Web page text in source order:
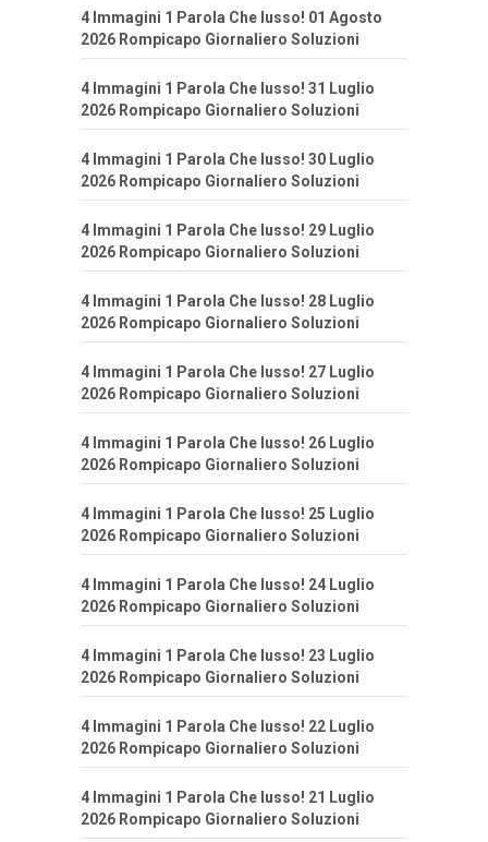
4 Immagini 1 Parola Che lusso! 01 Agosto
2026 Rompicapo Giornaliero Soluzioni
4 Immagini 1 Parola Che lusso! 31 Luglio
2026 Rompicapo Giornaliero Soluzioni
4 Immagini 1 Parola Che lusso! 30 Luglio
2026 Rompicapo Giornaliero Soluzioni
4 Immagini 1 Parola Che lusso! 29 Luglio
2026 Rompicapo Giornaliero Soluzioni
4 Immagini 1 Parola Che lusso! 28 Luglio
2026 Rompicapo Giornaliero Soluzioni
4 Immagini 1 Parola Che lusso! 27 Luglio
2026 Rompicapo Giornaliero Soluzioni
4 Immagini 1 Parola Che lusso! 26 Luglio
2026 Rompicapo Giornaliero Soluzioni
4 Immagini 1 Parola Che lusso! 25 Luglio
2026 Rompicapo Giornaliero Soluzioni
4 Immagini 1 Parola Che lusso! 24 Luglio
2026 Rompicapo Giornaliero Soluzioni
4 Immagini 1 Parola Che lusso! 23 Luglio
2026 Rompicapo Giornaliero Soluzioni
4 Immagini 1 Parola Che lusso! 22 Luglio
2026 Rompicapo Giornaliero Soluzioni
4 Immagini 1 Parola Che lusso! 21 Luglio
2026 Rompicapo Giornaliero Soluzioni